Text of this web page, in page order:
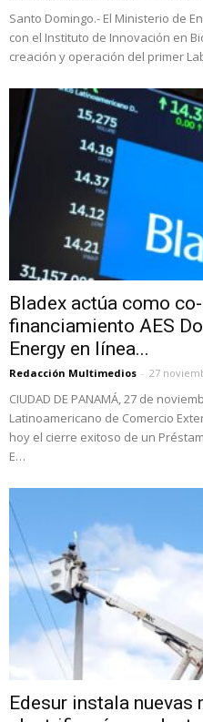
Santo Domingo.- El Ministerio de
con el Instituto de Innovación en
creación y operación del primer
Bladex actúa como
financiamiento AES
Energy en línea...
Redacción Multimedios - 27
CIUDAD DE PANAMÁ, 27 de
Latinoamericano de Comercio
hoy el cierre exitoso de un
E…
Edesur instala nuevas